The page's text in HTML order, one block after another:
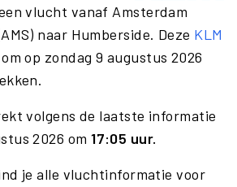
vlucht vanaf Amsterdam
naar Humberside. Deze KLM
op zondag 9 augustus 2026
volgens de laatste informatie
2026 om17:05 uur.
je alle vluchtinformatie voor